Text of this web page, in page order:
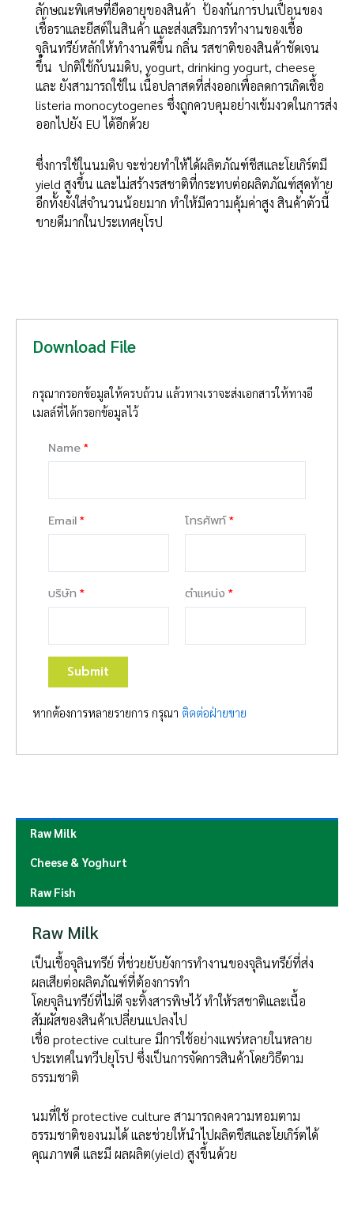
ลักษณะพิเศษที่ยืดอายุของสินค้า ป้องกันการปนเปื้อนของ
เชื้อราและยีสต์ในสินค้า และส่งเสริมการทำงานของเชื้อ
จุลินทรีย์หลักให้ทำงานดีขึ้น กลิ่น รสชาติของสินค้าชัดเจน
ขึ้น ปกติใช้กับนมดิบ, yogurt, drinking yogurt, cheese
และ ยังสามารถใช้ใน เนื้อปลาสดที่ส่งออกเพื่อลดการเกิดเชื้อ
listeria monocytogenes ซึ่งถูกควบคุมอย่างเข้มงวดในการส่ง
ออกไปยัง EU ได้อีกด้วย
ซึ่งการใช้ในนมดิบ จะช่วยทำให้ได้ผลิตภัณฑ์ชีสและโยเกิร์ตมี
yield สูงขึ้น และไม่สร้างรสชาติที่กระทบต่อผลิตภัณฑ์สุดท้าย
อีกทั้งยังใส่จำนวนน้อยมาก ทำให้มีความคุ้มค่าสูง สินค้าตัวนี้
ขายดีมากในประเทศยุโรป
Download File
กรุณากรอกข้อมูลให้ครบถ้วน แล้วทางเราจะส่งเอกสารให้ทางอี
เมลล์ที่ได้กรอกข้อมูลไว้
Name
Email โทรศัพท์
บริษัท ตำแหน่ง
Submit
หากต้องการหลายรายการ กรุณา ติดต่อฝ่ายขาย
Raw Milk
Cheese & Yoghurt
Raw Fish
Raw Milk
เป็นเชื้อจุลินทรีย์ ที่ช่วยยับยังการทำงานของจุลินทรีย์ที่ส่ง
ผลเสียต่อผลิตภัณฑ์ที่ต้องการทำ
โดยจุลินทรีย์ที่ไม่ดี จะทิ้งสารพิษไว้ ทำให้รสชาติและเนื้อ
สัมผัสของสินค้าเปลี่ยนแปลงไป
เชื่อ protective culture มีการใช้อย่างแพร่หลายในหลาย
ประเทศในทวีปยุโรป ซึ่งเป็นการจัดการสินค้าโดยวิธีตาม
ธรรมชาติ
นมที่ใช้ protective culture สามารถคงความหอมตาม
ธรรมชาติของนมได้ และช่วยให้นำไปผลิตชีสและโยเกิร์ตได้
คุณภาพดี และมี ผลผลิต(yield) สูงขึ้นด้วย